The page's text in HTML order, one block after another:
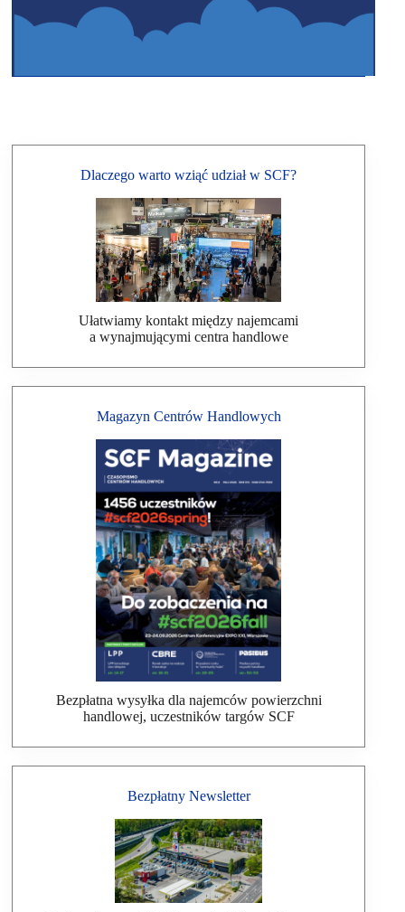
Dlaczego warto wziąć udział w SCF?
Ułatwiamy kontakt między najemcami
a wynajmującymi centra handlowe
Magazyn Centrów Handlowych
Bezpłatna wysyłka dla najemców powierzchni
handlowej, uczestników targów SCF
Bezpłatny Newsletter